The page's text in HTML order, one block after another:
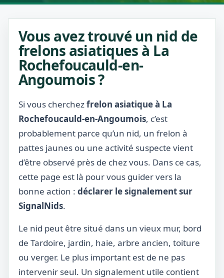
Vous avez trouvé un nid de
frelons asiatiques à La
Rochefoucauld-en-
Angoumois ?
Si vous cherchezfrelon asiatique à La
Rochefoucauld-en-Angoumois, c’est
probablement parce qu’un nid, un frelon à
pattes jaunes ou une activité suspecte vient
d’être observé près de chez vous. Dans ce cas,
cette page est là pour vous guider vers la
bonne action : déclarer le signalement sur
SignalNids.
Le nid peut être situé dans un vieux mur, bord
de Tardoire, jardin, haie, arbre ancien, toiture
ou verger. Le plus important est de ne pas
intervenir seul. Un signalement utile contient